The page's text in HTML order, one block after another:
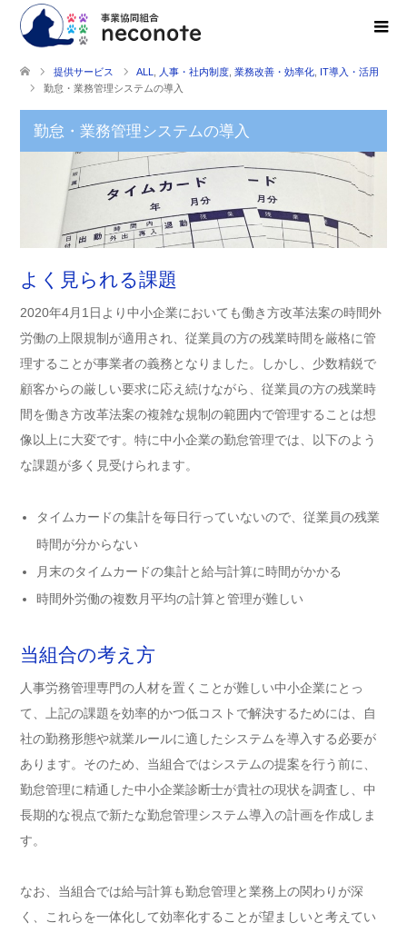
提供サービス ALL 人事・社内制度 業務改善・効率化 IT導入・活用
勤怠・業務管理システムの導⼊
勤怠・業務管理システムの導⼊
よく見られる課題
2020年4月1日より中小企業においても働き方改革法案の時間外
労働の上限規制が適用され、従業員の方の残業時間を厳格に管
理することが事業者の義務となりました。しかし、少数精鋭で
顧客からの厳しい要求に応え続けながら、従業員の方の残業時
間を働き方改革法案の複雑な規制の範囲内で管理することは想
像以上に大変です。特に中小企業の勤怠管理では、以下のよう
な課題が多く見受けられます。
タイムカードの集計を毎日行っていないので、従業員の残業
時間が分からない
月末のタイムカードの集計と給与計算に時間がかかる
時間外労働の複数月平均の計算と管理が難しい
当組合の考え方
人事労務管理専門の人材を置くことが難しい中小企業にとっ
て、上記の課題を効率的かつ低コストで解決するためには、自
社の勤務形態や就業ルールに適したシステムを導入する必要が
あります。そのため、当組合ではシステムの提案を行う前に、
勤怠管理に精通した中小企業診断士が貴社の現状を調査し、中
長期的な視点で新たな勤怠管理システム導入の計画を作成しま
す。
なお、当組合では給与計算も勤怠管理と業務上の関わりが深
く、これらを一体化して効率化することが望ましいと考えてい